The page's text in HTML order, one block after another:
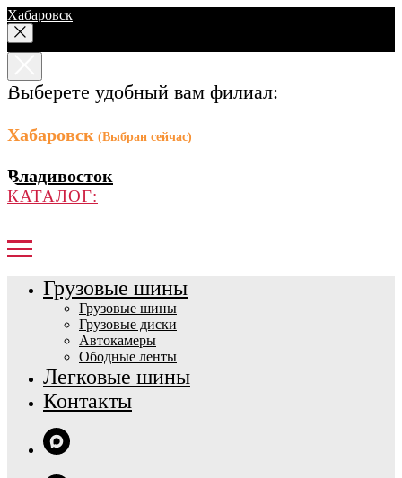
Хабаровск
Выберете удобный вам филиал:
Хабаровск (Выбран сейчас)
Владивосток
КАТАЛОГ:
Грузовые шины
Грузовые шины
Грузовые диски
Автокамеры
Ободные ленты
Легковые шины
Контакты